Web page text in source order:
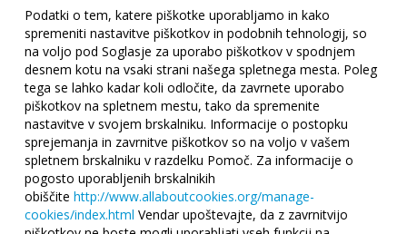
Podatki o tem, katere piškotke uporabljamo in kako
spremeniti nastavitve piškotkov in podobnih tehnologij, so
na voljo pod Soglasje za uporabo piškotkov v spodnjem
desnem kotu na vsaki strani našega spletnega mesta. Poleg
tega se lahko kadar koli odločite, da zavrnete uporabo
piškotkov na spletnem mestu, tako da spremenite
nastavitve v svojem brskalniku. Informacije o postopku
sprejemanja in zavrnitve piškotkov so na voljo v vašem
spletnem brskalniku v razdelku Pomoč. Za informacije o
pogosto uporabljenih brskalnikih
obiščitehttp://www.allaboutcookies.org/manage-
cookies/index.html Vendar upoštevajte, da z zavrnitvijo